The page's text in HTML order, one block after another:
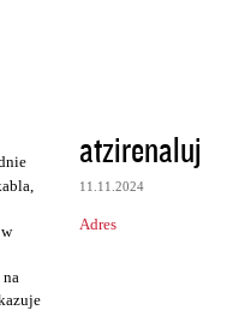
na
atzirenaluj
11.11.2024
Adres